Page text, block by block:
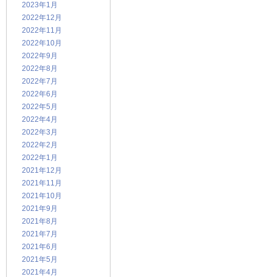
2023年1月
2022年12月
2022年11月
2022年10月
2022年9月
2022年8月
2022年7月
2022年6月
2022年5月
2022年4月
2022年3月
2022年2月
2022年1月
2021年12月
2021年11月
2021年10月
2021年9月
2021年8月
2021年7月
2021年6月
2021年5月
2021年4月